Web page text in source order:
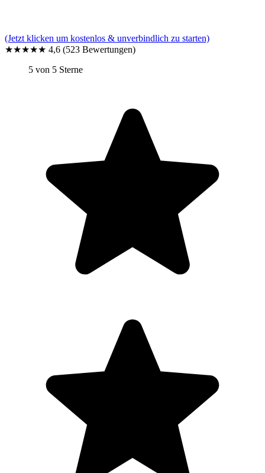
(Jetzt klicken um kostenlos & unverbindlich zu starten)
★★★★★ 4,6 (523 Bewertungen)
5 von 5 Sterne